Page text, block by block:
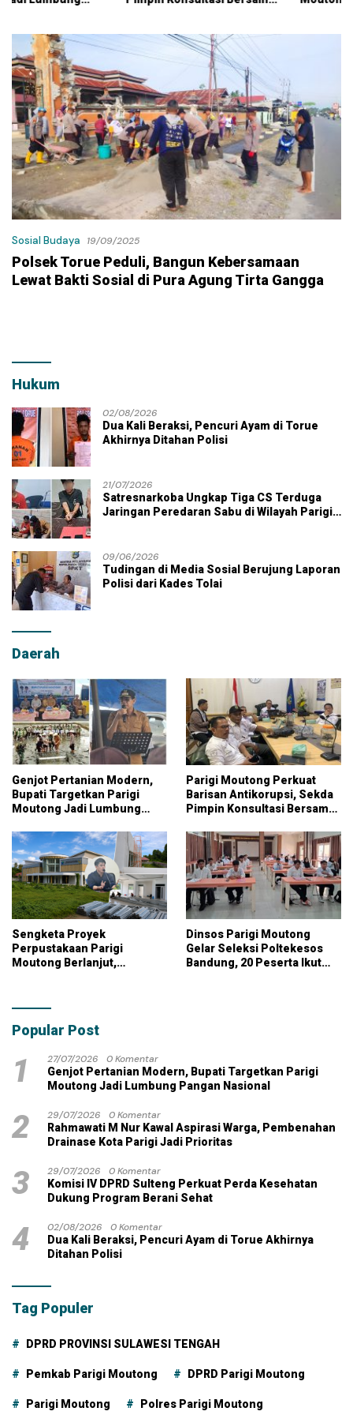
dengan Dana Pribadi
Sosial Budaya 19/09/2025
Polsek Torue Peduli, Bangun Kebersamaan
Lewat Bakti Sosial di Pura Agung Tirta Gangga
Hukum
02/08/2026
Dua Kali Beraksi, Pencuri Ayam di Torue
Akhirnya Ditahan Polisi
21/07/2026
Satresnarkoba Ungkap Tiga CS Terduga
Jaringan Peredaran Sabu di Wilayah Parigi
09/06/2026
Tudingan di Media Sosial Berujung Laporan
Polisi dari Kades Tolai
Daerah
Genjot Pertanian Modern,
Bupati Targetkan Parigi
Moutong Jadi Lumbung
Parigi Moutong Perkuat
Barisan Antikorupsi, Sekda
Pimpin Konsultasi Bersama
Sengketa Proyek
Perpustakaan Parigi
Moutong Berlanjut,
dengan Dana Pribadi
Dinsos Parigi Moutong
Gelar Seleksi Poltekesos
Bandung, 20 Peserta Ikut
Popular Post
1 27/07/2026
0 Komentar
Genjot Pertanian Modern, Bupati Targetkan Parigi
Moutong Jadi Lumbung Pangan Nasional
2 29/07/2026
0 Komentar
Rahmawati M Nur Kawal Aspirasi Warga, Pembenahan
Drainase Kota Parigi Jadi Prioritas
3 29/07/2026
0 Komentar
Komisi IV DPRD Sulteng Perkuat Perda Kesehatan
Dukung Program Berani Sehat
4 02/08/2026
0 Komentar
Dua Kali Beraksi, Pencuri Ayam di Torue Akhirnya
Ditahan Polisi
Tag Populer
DPRD PROVINSI SULAWESI TENGAH
Pemkab Parigi Moutong DPRD Parigi Moutong
Parigi Moutong Polres Parigi Moutong